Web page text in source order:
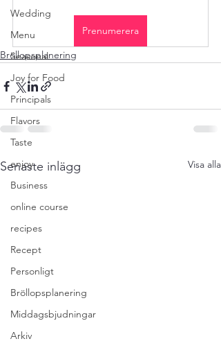
Wedding
Menu
Seasonal
Joy for Food
Principals
Flavors
Taste
enjoy
Business
online course
recipes
Recept
Personligt
Bröllopsplanering
Middagsbjudningar
Arkiv
Prenumerera
Bröllopsplanering
Senaste inlägg Visa alla